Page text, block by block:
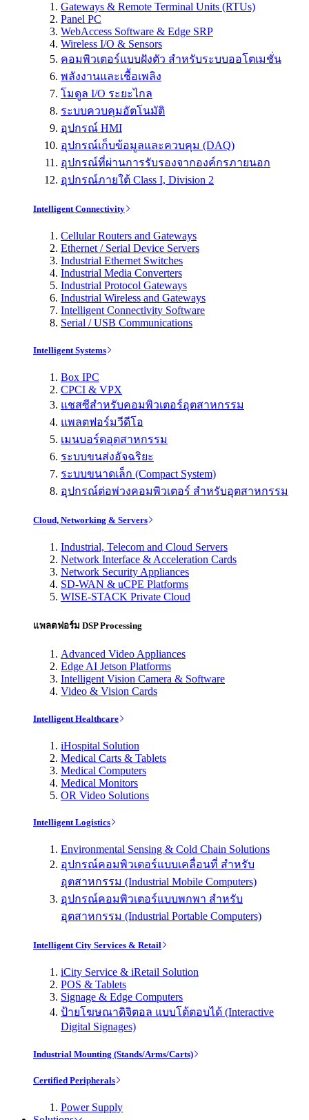
Gateways & Remote Terminal Units (RTUs)
Panel PC
WebAccess Software & Edge SRP
Wireless I/O & Sensors
คอมพิวเตอร์แบบฝังตัว สำหรับระบบออโตเมชั่น
พลังงานและเชื้อเพลิง
โมดูล I/O ระยะไกล
ระบบควบคุมอัตโนมัติ
อุปกรณ์ HMI
อุปกรณ์เก็บข้อมูลและควบคุม (DAQ)
อุปกรณ์ที่ผ่านการรับรองจากองค์กรภายนอก
อุปกรณ์ภายใต้ Class I, Division 2
Intelligent Connectivity
Cellular Routers and Gateways
Ethernet / Serial Device Servers
Industrial Ethernet Switches
Industrial Media Converters
Industrial Protocol Gateways
Industrial Wireless and Gateways
Intelligent Connectivity Software
Serial / USB Communications
Intelligent Systems
Box IPC
CPCI & VPX
แชสซีสำหรับคอมพิวเตอร์อุตสาหกรรม
แพลตฟอร์มวีดีโอ
เมนบอร์ดอุตสาหกรรม
ระบบขนส่งอัจฉริยะ
ระบบขนาดเล็ก (Compact System)
อุปกรณ์ต่อพ่วงคอมพิวเตอร์ สำหรับอุตสาหกรรม
Cloud, Networking & Servers
Industrial, Telecom and Cloud Servers
Network Interface & Acceleration Cards
Network Security Appliances
SD-WAN & uCPE Platforms
WISE-STACK Private Cloud
แพลตฟอร์ม DSP Processing
Advanced Video Appliances
Edge AI Jetson Platforms
Intelligent Vision Camera & Software
Video & Vision Cards
Intelligent Healthcare
iHospital Solution
Medical Carts & Tablets
Medical Computers
Medical Monitors
OR Video Solutions
Intelligent Logistics
Environmental Sensing & Cold Chain Solutions
อุปกรณ์คอมพิวเตอร์แบบเคลื่อนที่ สำหรับ
อุตสาหกรรม (Industrial Mobile Computers)
อุปกรณ์คอมพิวเตอร์แบบพกพา สำหรับ
อุตสาหกรรม (Industrial Portable Computers)
Intelligent City Services & Retail
iCity Service & iRetail Solution
POS & Tablets
Signage & Edge Computers
ป้ายโฆษณาดิจิตอล แบบโต้ตอบได้ (Interactive
Digital Signages)
Industrial Mounting (Stands/Arms/Carts)
Certified Peripherals
Power Supply